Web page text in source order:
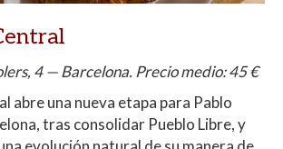
4 — Barcelona. Precio medio: 45 €
abre una nueva etapa para Pablo
tras consolidar Pueblo Libre, y